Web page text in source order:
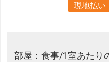
現地払い
部屋：食事/1室あたり